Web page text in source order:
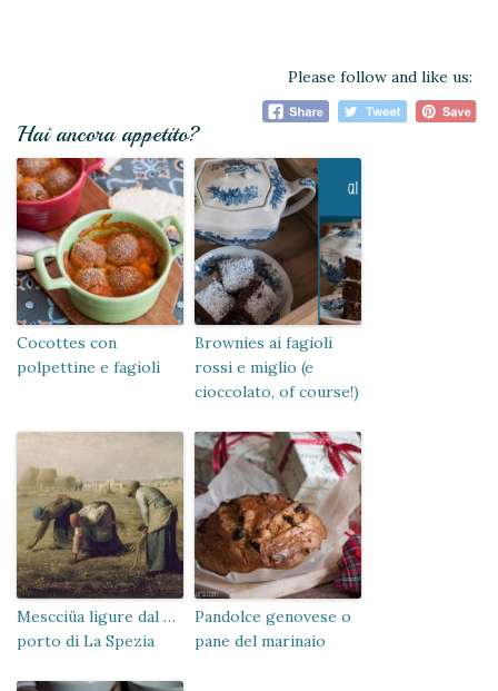
Please follow and like us:
Hai ancora appetito?
Cocottes con
polpettine e fagioli
Brownies ai fagioli
rossi e miglio (e
cioccolato, of course!)
Mescciüa ligure dal …
porto di La Spezia
Pandolce genovese o
pane del marinaio